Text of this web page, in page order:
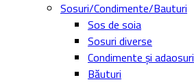
Sosuri/Condimente/Bauturi
Sos de soia
Sosuri diverse
Condimente și adaosuri
Băuturi